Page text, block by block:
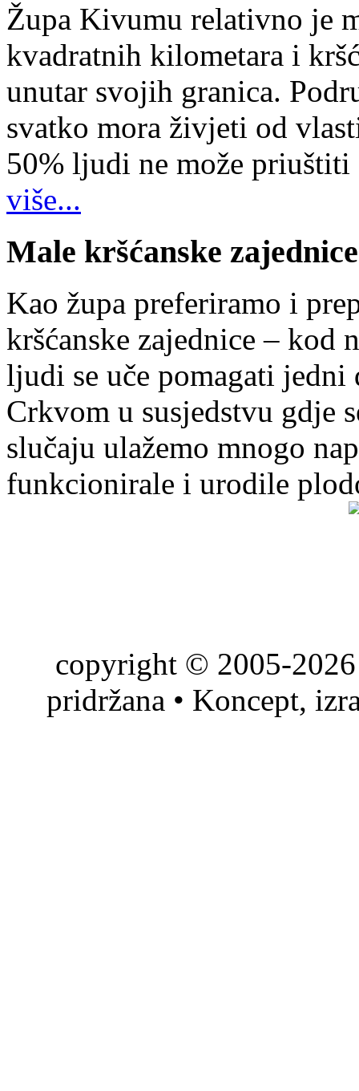
Župa Kivumu relativno je
kvadratnih kilometara i
unutar svojih granica.
svatko mora živjeti od
50% ljudi ne može
više...
Male kršćanske zajednice
Kao župa preferiramo i
kršćanske zajednice – kod
ljudi se uče pomagati
Crkvom u susjedstvu gdje
slučaju ulažemo mnogo
funkcionirale i urodile
copyright © 2005-
pridržana • Koncept,